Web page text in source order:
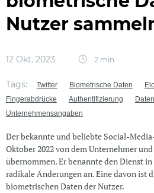
Nutzer
12 Okt. 2023 2 min
Tags: Twitter Biometrische Daten
Fingerabdrücke
Authentifizierung
Unternehmensangaben
Der bekannte und beliebte Social-
Oktober 2022 von dem Unternehmer
übernommen. Er benannte den Dienst
radikale Änderungen an. Eine davon ist
biometrischen Daten der Nutzer.